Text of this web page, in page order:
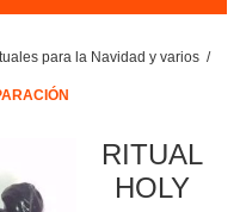
para la Navidad y varios /
RITUAL
HOLY